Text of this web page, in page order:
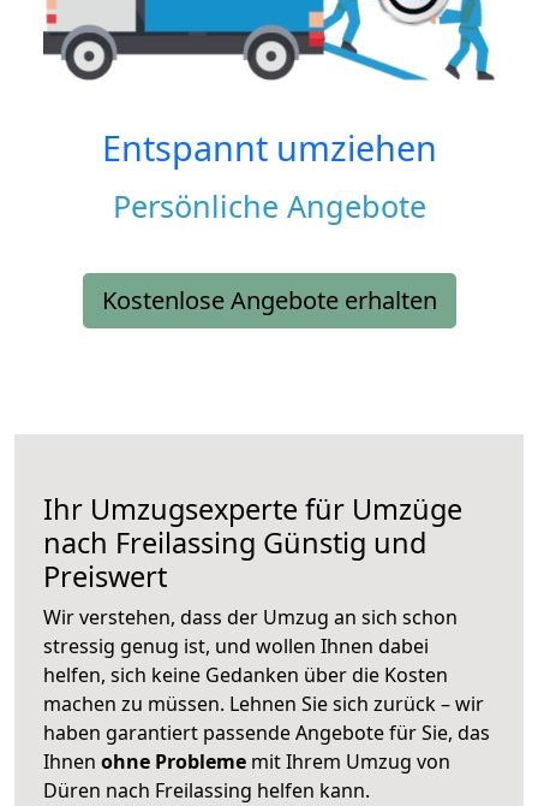
Entspannt umziehen
Persönliche Angebote
Kostenlose Angebote erhalten
Ihr Umzugsexperte für Umzüge
nach Freilassing Günstig und
Preiswert
Wir verstehen, dass der Umzug an sich schon
stressig genug ist, und wollen Ihnen dabei
helfen, sich keine Gedanken über die Kosten
machen zu müssen. Lehnen Sie sich zurück – wir
haben garantiert passende Angebote für Sie, das
Ihnen ohne Probleme mit Ihrem Umzug von
Düren nach Freilassing helfen kann.